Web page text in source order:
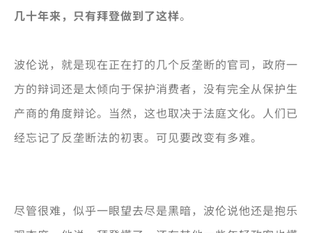
几十年来，只有拜登做到了这样。
波伦说，就是现在正在打的几个反垄断的官司，政府一
方的辩词还是太倾向于保护消费者，没有完全从保护生
产商的角度辩论。当然，这也取决于法庭文化。人们已
经忘记了反垄断法的初衷。可见要改变有多难。
尽管很难，似乎一眼望去尽是黑暗，波伦说他还是抱乐